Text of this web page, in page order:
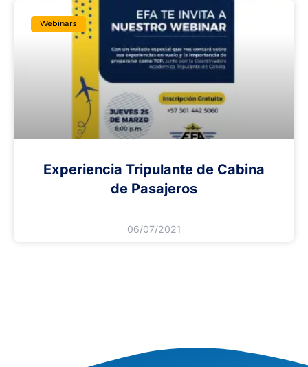
Webinars
Experiencia Tripulante de Cabina
de Pasajeros
06/07/2021